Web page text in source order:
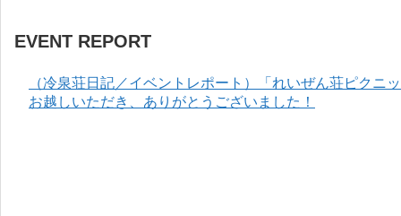
EVENT REPORT
（冷泉荘日記／イベントレポート）「れいぜん荘ピクニ
お越しいただき、ありがとうございました！